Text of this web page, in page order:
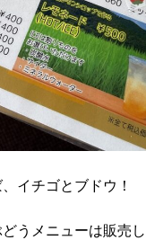
イチゴとブドウ！
うメニューは販売